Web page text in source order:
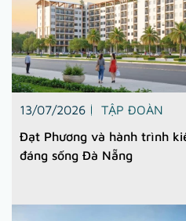
13/07/2026
TẬP ĐOÀN
Đạt Phương và hành trình
đáng sống Đà Nẵng